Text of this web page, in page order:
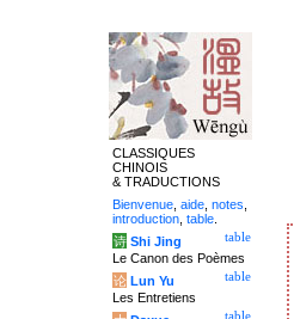
CLASSIQUES
CHINOIS
& TRADUCTIONS
Bienvenue aide notes
introduction table
table
诗 Shi Jing
Le Canon des Poèmes
table
论 Lun Yu
Les Entretiens
table